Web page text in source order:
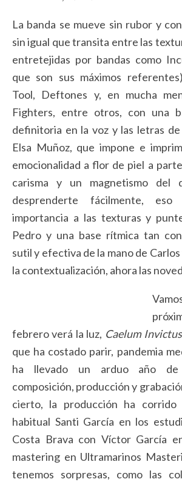
La banda se mueve sin rubor y
sin igual que transita entre las
entretejidas por bandas como
que son sus máximos
Tool, Deftones y, en mucha
Fighters, entre otros, con una
definitoria en la voz y las letras
Elsa Muñoz, que impone e
emocionalidad a flor de piel a
carisma y un magnetismo del
desprenderte fácilmente,
importancia a las texturas y
Pedro y una base rítmica tan
sutil y efectiva de la mano de Carlos
la contextualización, ahora las
febrero verá la luz, Caelum
que ha costado parir, pandemia
ha llevado un arduo año
composición, producción y
cierto, la producción ha
habitual Santi García en los
Costa Brava con Víctor García
mastering en Ultramarinos
tenemos sorpresas, como las